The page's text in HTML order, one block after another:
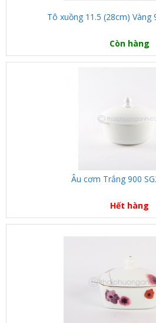
Tô xuồng 11.5 (28cm) Vàng
Còn hàng
Âu cơm Trắng 900
Hết hàng